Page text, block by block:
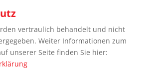
vertraulich behandelt und nicht
Weiter Informationen zum
unserer Seite finden Sie hier: